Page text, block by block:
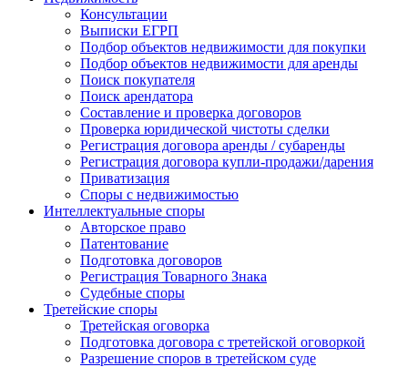
Консультации
Выписки ЕГРП
Подбор объектов недвижимости для покупки
Подбор объектов недвижимости для аренды
Поиск покупателя
Поиск арендатора
Составление и проверка договоров
Проверка юридической чистоты сделки
Регистрация договора аренды / субаренды
Регистрация договора купли-продажи/дарения
Приватизация
Cпоры с недвижимостью
Интеллектуальные споры
Авторское право
Патентование
Подготовка договоров
Регистрация Товарного Знака
Судебные споры
Третейские споры
Третейская оговорка
Подготовка договора с третейской оговоркой
Разрешение споров в третейском суде